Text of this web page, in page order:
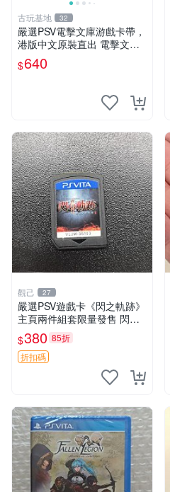
古玩基地 32
嚴選PSV電擊文庫游戲卡帶，
港版中文原裝直出 電擊文庫
PSV 游戲 港版
$640
觀己 27
嚴選PSV遊戲卡《閃之軌跡》
主頁兩件組套限量發售 閃之
軌跡 PSV 游戲卡
$380 85折
折扣碼